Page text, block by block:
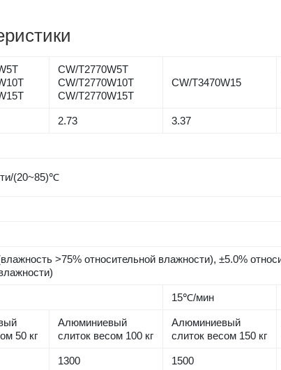
CW/T2770W5T
CW/T2770W10T
CW/T2770W15T
CW/T3470W15
2.73 3.37
(20~85)℃
>75% относительной влажности), ±5.0%
15℃/мин
50 кг
Алюминиевый
слиток весом 100 кг
Алюминиевый
слиток весом 150 кг
1300 1500